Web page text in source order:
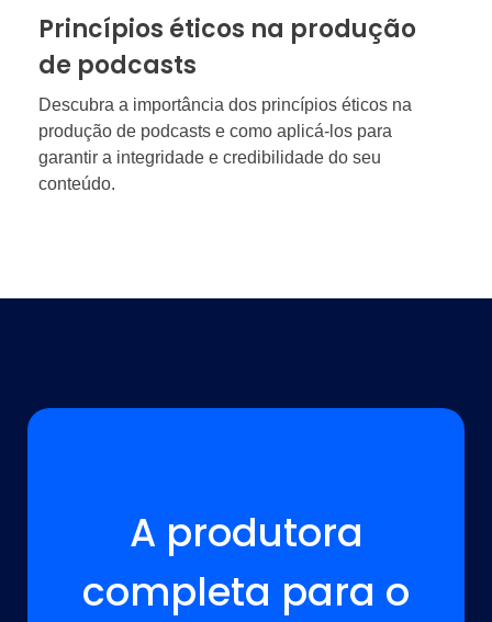
Princípios éticos na produção
de podcasts
Descubra a importância dos princípios éticos na
produção de podcasts e como aplicá-los para
garantir a integridade e credibilidade do seu
conteúdo.
A produtora
completa para o